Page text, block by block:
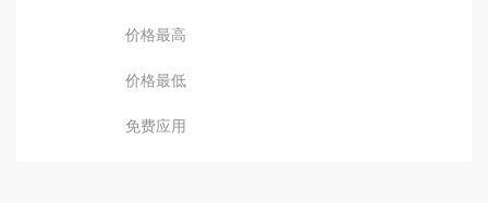
价格最高
价格最低
免费应用